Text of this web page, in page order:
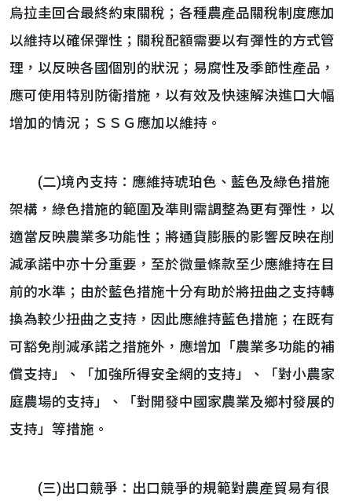
烏拉圭回合最終約束關稅；各種農產品關稅制度應加
以維持以確保彈性；關稅配額需要以有彈性的方式管
理，以反映各國個別的狀況；易腐性及季節性產品，
應可使用特別防衛措施，以有效及快速解決進口大幅
增加的情況；ＳＳＧ應加以維持。
(二)境內支持：應維持琥珀色、藍色及綠色措施
架構，綠色措施的範圍及準則需調整為更有彈性，以
適當反映農業多功能性；將通貨膨脹的影響反映在削
減承諾中亦十分重要，至於微量條款至少應維持在目
前的水準；由於藍色措施十分有助於將扭曲之支持轉
換為較少扭曲之支持，因此應維持藍色措施；在既有
可豁免削減承諾之措施外，應增加「農業多功能的補
償支持」、「加強所得安全網的支持」、「對小農家
庭農場的支持」、「對開發中國家農業及鄉村發展的
支持」等措施。
(三)出口競爭：出口競爭的規範對農產貿易有很